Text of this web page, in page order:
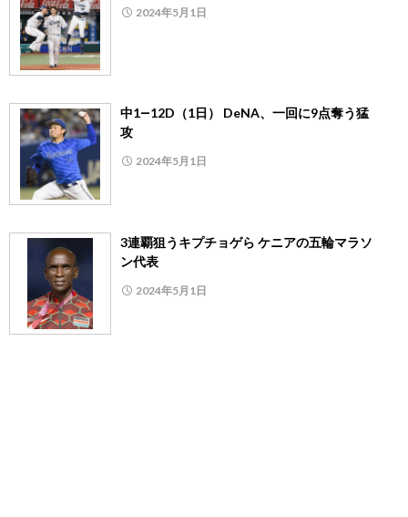
2024年5月1日
中1―12D（1日） DeNA、一回に9点奪う猛
攻
2024年5月1日
3連覇狙うキプチョゲら ケニアの五輪マラソ
ン代表
2024年5月1日